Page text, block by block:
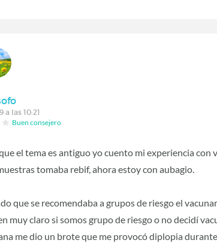
a las 10:21
Buen consejero
el tema es antiguo yo cuento mi experiencia con
tomaba rebif, ahora estoy con aubagio.
que se recomendaba a grupos de riesgo el
muy claro si somos grupo de riesgo o no decidí
me dio un brote que me provocó diplopia